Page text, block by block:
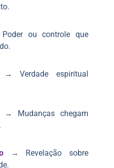
ou controle que
→ Verdade espiritual
→ Mudanças chegam
→ Revelação sobre